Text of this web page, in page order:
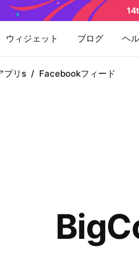
ウィジェット ブログ ヘ
プリs / Facebookフィード